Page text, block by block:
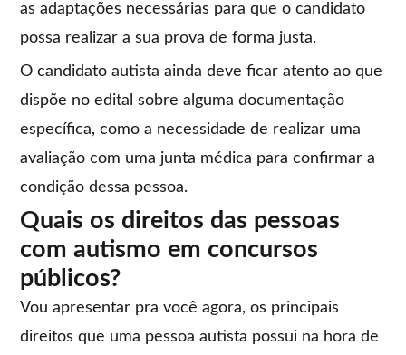
as adaptações necessárias para que o candidato
possa realizar a sua prova de forma justa.
O candidato autista ainda deve ficar atento ao que
dispõe no edital sobre alguma documentação
específica, como a necessidade de realizar uma
avaliação com uma junta médica para confirmar a
condição dessa pessoa.
Quais os direitos das pessoas
com autismo em concursos
públicos?
Vou apresentar pra você agora, os principais
direitos que uma pessoa autista possui na hora de